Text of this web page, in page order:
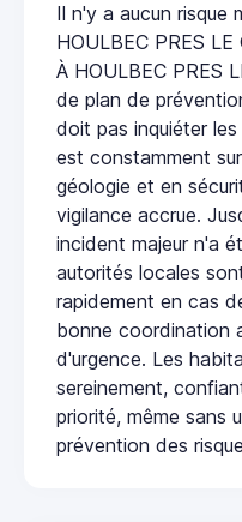
Il n'y a aucun risque
HOULBEC PRES LE
À HOULBEC PRES
de plan de
doit pas inquiéter
est constamment
géologie et en
vigilance accrue.
incident majeur n'a
autorités locales
rapidement en cas
bonne coordination
d'urgence. Les
sereinement,
priorité, même sans
prévention des